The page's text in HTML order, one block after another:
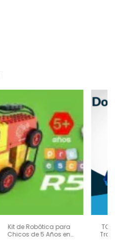
Kit de Robótica para
Chicos de 5 Años en